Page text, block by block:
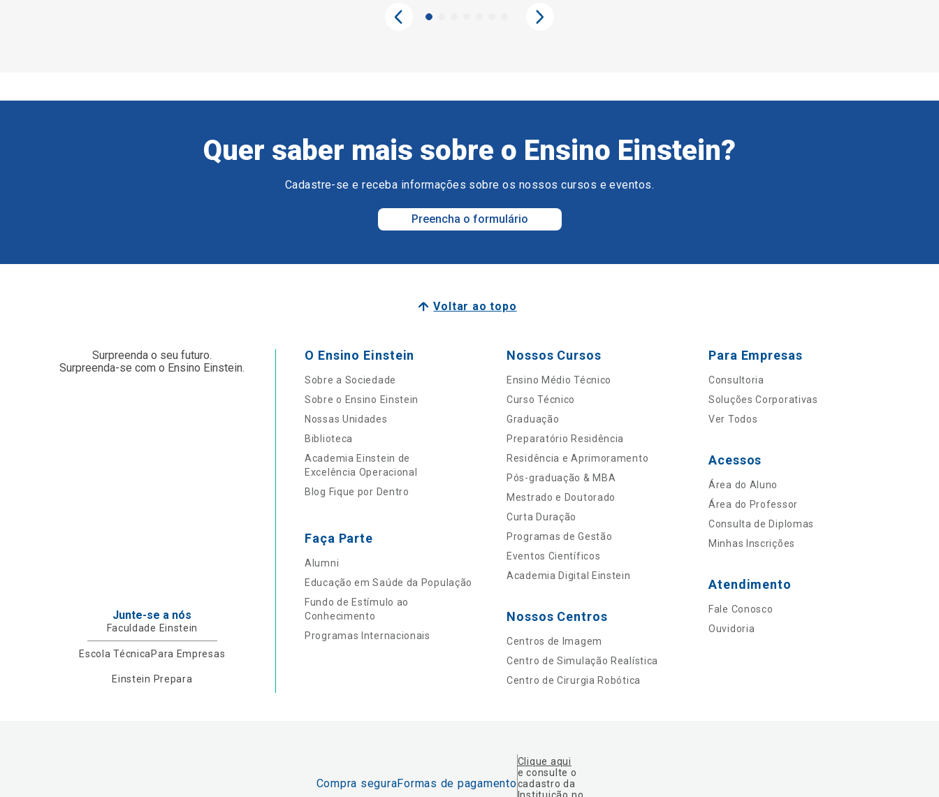
Quer saber mais sobre o Ensino Einstein?
Cadastre-se e receba informações sobre os nossos cursos e eventos.
Preencha o formulário
Voltar ao topo
Surpreenda o seu futuro.
Surpreenda-se com o Ensino Einstein.
Junte-se a nós
Faculdade Einstein
Escola Técnica Para Empresas
Einstein Prepara
O Ensino Einstein
Sobre a Sociedade
Sobre o Ensino Einstein
Nossas Unidades
Biblioteca
Academia Einstein de
Excelência Operacional
Blog Fique por Dentro
Faça Parte
Alumni
Educação em Saúde da População
Fundo de Estímulo ao
Conhecimento
Programas Internacionais
Nossos Cursos
Ensino Médio Técnico
Curso Técnico
Graduação
Preparatório Residência
Residência e Aprimoramento
Pós-graduação & MBA
Mestrado e Doutorado
Curta Duração
Programas de Gestão
Eventos Científicos
Academia Digital Einstein
Nossos Centros
Centros de Imagem
Centro de Simulação Realística
Centro de Cirurgia Robótica
Para Empresas
Consultoria
Soluções Corporativas
Ver Todos
Acessos
Área do Aluno
Área do Professor
Consulta de Diplomas
Minhas Inscrições
Atendimento
Fale Conosco
Ouvidoria
Compra seguraFormas de pagamento
Clique aqui
e consulte o
cadastro da